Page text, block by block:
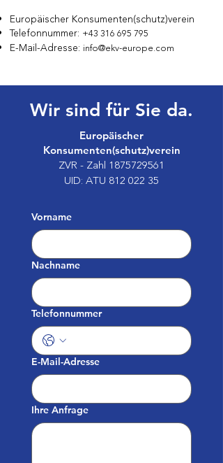
Europäischer Konsumenten(schutz)verein
Telefonnummer: +43 316 695 795
E-Mail-Adresse: info@ekv-europe.com
Wir sind für Sie da.
Europäischer
Konsumenten(schutz)verein
ZVR - Zahl 1875729561
UID: ATU 812 022 35
Vorname
Nachname
Telefonnummer
E-Mail-Adresse
Ihre Anfrage